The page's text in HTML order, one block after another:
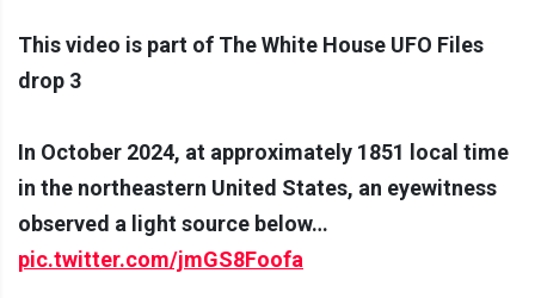
This video is part of The White House UFO Files
drop 3
In October 2024, at approximately 1851 local time
in the northeastern United States, an eyewitness
observed a light source below…
pic.twitter.com/jmGS8Foofa